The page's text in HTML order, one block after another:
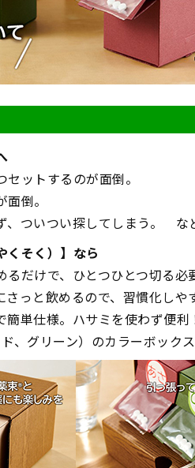
ットするのが面倒。
倒。
、ついつい探してしまう。
くそく）】なら
るだけで、ひとつひとつ切る必
さっと飲めるので、習慣化しや
簡単仕様。ハサミを使わず便利
、グリーン）のカラーボック